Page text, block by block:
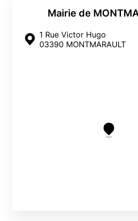
Mairie de
1 Rue Victor Hugo
03390 MONTMARAULT